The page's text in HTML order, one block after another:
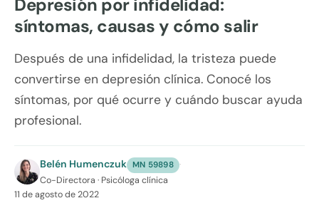
Depresión por infidelidad:
síntomas, causas y cómo salir
Después de una infidelidad, la tristeza puede
convertirse en depresión clínica. Conocé los
síntomas, por qué ocurre y cuándo buscar ayuda
profesional.
Belén Humenczuk MN 59898 ·
Co-Directora · Psicóloga clínica
11 de agosto de 2022